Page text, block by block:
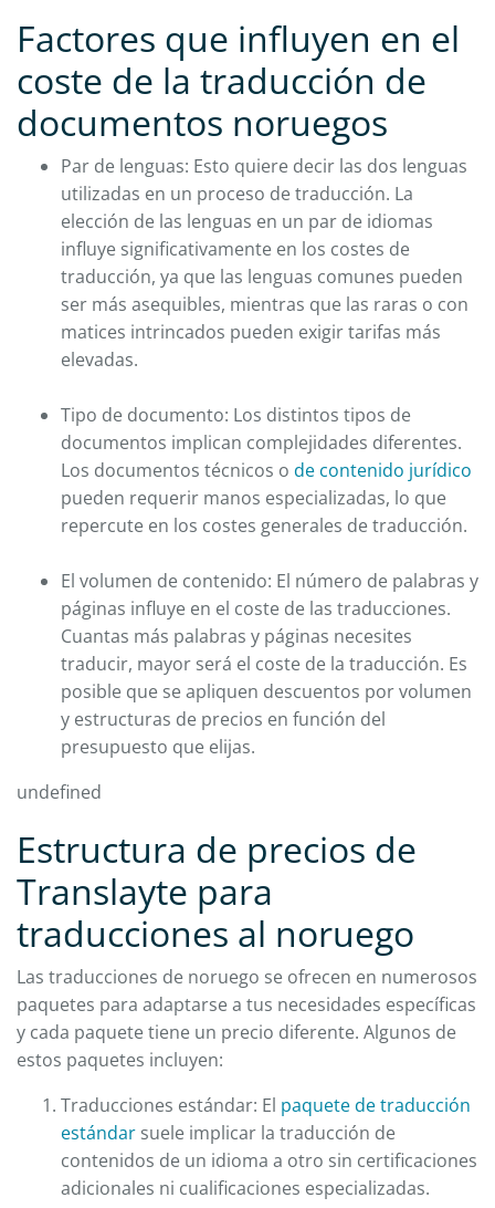
Factores que influyen en el
coste de la traducción de
documentos noruegos
Par de lenguas: Esto quiere decir las dos lenguas
utilizadas en un proceso de traducción. La
elección de las lenguas en un par de idiomas
influye significativamente en los costes de
traducción, ya que las lenguas comunes pueden
ser más asequibles, mientras que las raras o con
matices intrincados pueden exigir tarifas más
elevadas.
Tipo de documento: Los distintos tipos de
documentos implican complejidades diferentes.
Los documentos técnicos o de contenido jurídico
pueden requerir manos especializadas, lo que
repercute en los costes generales de traducción.
El volumen de contenido: El número de palabras y
páginas influye en el coste de las traducciones.
Cuantas más palabras y páginas necesites
traducir, mayor será el coste de la traducción. Es
posible que se apliquen descuentos por volumen
y estructuras de precios en función del
presupuesto que elijas.
undefined
Estructura de precios de
Translayte para
traducciones al noruego
Las traducciones de noruego se ofrecen en numerosos
paquetes para adaptarse a tus necesidades específicas
y cada paquete tiene un precio diferente. Algunos de
estos paquetes incluyen:
Traducciones estándar: El paquete de traducción
estándar suele implicar la traducción de
contenidos de un idioma a otro sin certificaciones
adicionales ni cualificaciones especializadas.